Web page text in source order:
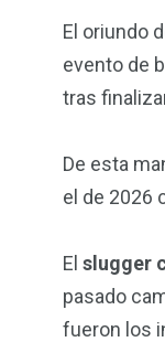
El oriundo
evento de
tras
De esta
el de 2026
El slugger
pasado
fueron los